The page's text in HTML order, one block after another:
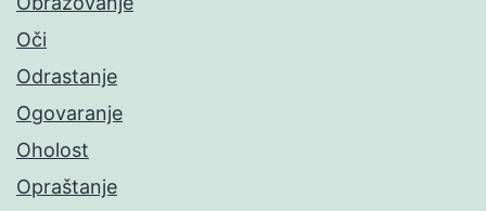
Oči
Odrastanje
Ogovaranje
Oholost
Opraštanje